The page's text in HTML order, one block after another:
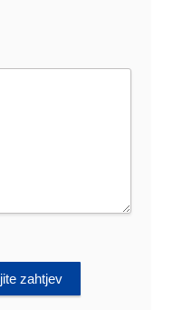
zahtjev